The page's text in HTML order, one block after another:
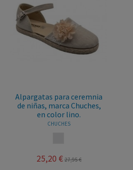
Alpargatas para ceremnia
de niñas, marca Chuches,
en color lino.
CHUCHES
25,20 € 27,95 €